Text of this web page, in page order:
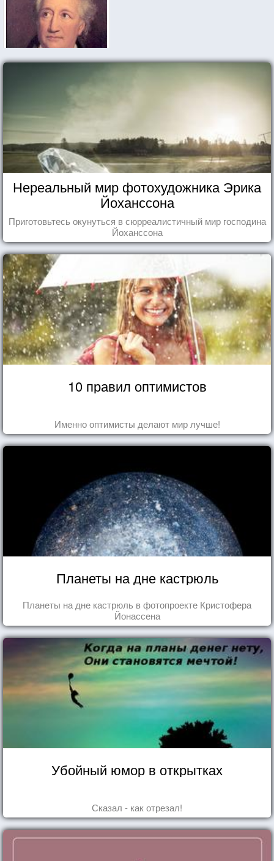
Нереальный мир фотохудожника Эрика
Йоханссона
Приготовьтесь окунуться в сюрреалистичный мир господина
Йоханссона
10 правил оптимистов
Именно оптимисты делают мир лучше!
Планеты на дне кастрюль
Планеты на дне кастрюль в фотопроекте Кристофера
Йонассена
Убойный юмор в открытках
Сказал - как отрезал!